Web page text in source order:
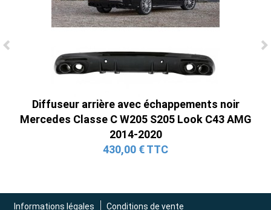
Ligne Cat-Back Active 4 Sorties avec
(2015-2023)
2 690,00 € TTC
Diffuseur arrière avec échappements noir
Mercedes Classe C W205 S205 Look C43 AMG
2014-2020
430,00 € TTC
Informations légales Conditions de vente